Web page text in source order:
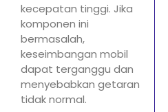
kecepatan tinggi. Jika
komponen ini
bermasalah,
keseimbangan mobil
dapat terganggu dan
menyebabkan getaran
tidak normal.